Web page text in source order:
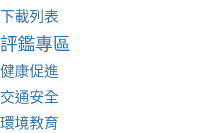
下載列表
評鑑專區
健康促進
交通安全
環境教育